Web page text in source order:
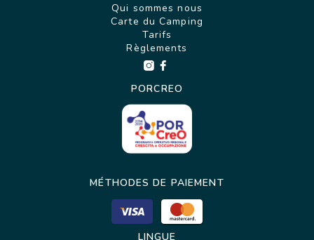
Qui sommes nous
Carte du Camping
Tarifs
Règlements
PORCREO
MÉTHODES DE PAIEMENT
LINGUE